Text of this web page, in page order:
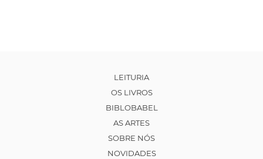
LEITURIA
OS LIVROS
BIBLOBABEL
AS ARTES
SOBRE NÓS
NOVIDADES